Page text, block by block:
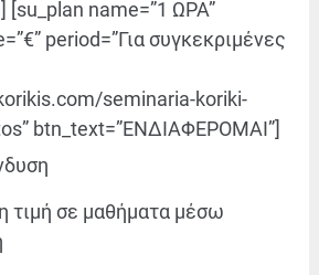
[su_plan name=”1 ΩΡΑ”
period=”Για συγκεκριμένες
seminaria-koriki-
btn_text=”ΕΝΔΙΑΦΕΡΟΜΑΙ”]
τιμή σε μαθήματα μέσω